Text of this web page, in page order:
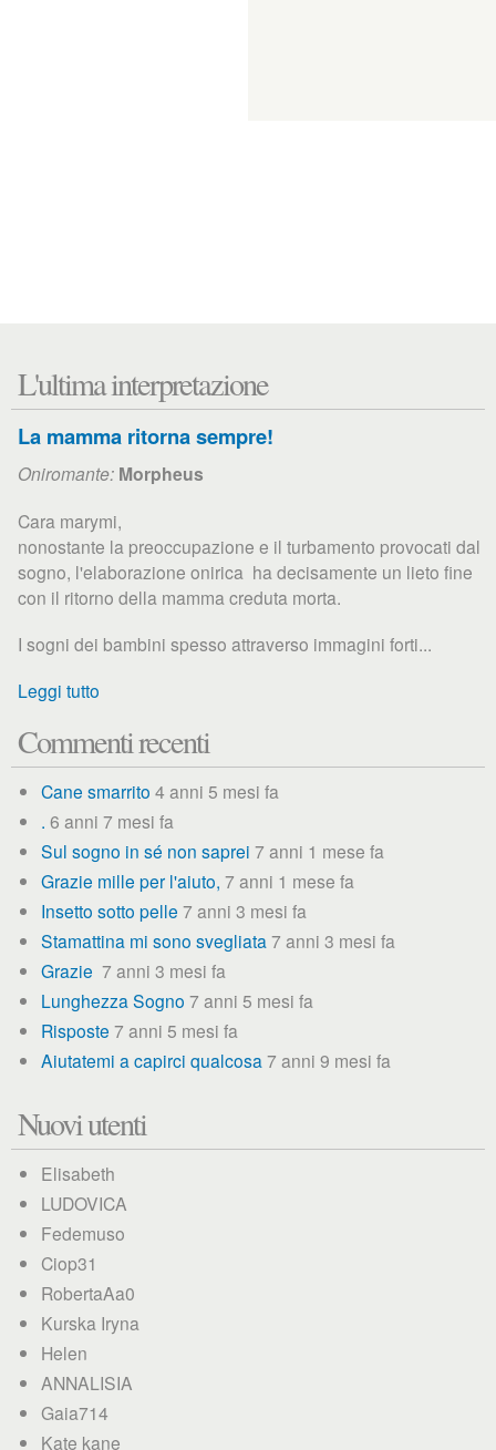
L'ultima interpretazione
La mamma ritorna sempre!
Oniromante: Morpheus
Cara marymi,
nonostante la preoccupazione e il turbamento provocati dal
sogno, l'elaborazione onirica ha decisamente un lieto fine
con il ritorno della mamma creduta morta.
I sogni dei bambini spesso attraverso immagini forti...
Leggi tutto
Commenti recenti
Cane smarrito 4 anni 5 mesi fa
. 6 anni 7 mesi fa
Sul sogno in sé non saprei 7 anni 1 mese fa
Grazie mille per l'aiuto, 7 anni 1 mese fa
Insetto sotto pelle 7 anni 3 mesi fa
Stamattina mi sono svegliata7 anni 3 mesi fa
Grazie 7 anni 3 mesi fa
Lunghezza Sogno 7 anni 5 mesi fa
Risposte 7 anni 5 mesi fa
Aiutatemi a capirci qualcosa7 anni 9 mesi fa
Nuovi utenti
Elisabeth
LUDOVICA
Fedemuso
Ciop31
RobertaAa0
Kurska Iryna
Helen
ANNALISIA
Gaia714
Kate kane